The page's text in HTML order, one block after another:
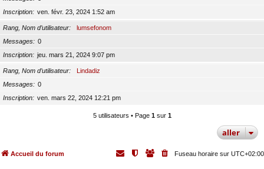
Inscription
ven. févr. 23, 2024 1:52 am
Rang, Nom d’utilisateur
lumsefonom
Messages
0
Inscription
jeu. mars 21, 2024 9:07 pm
Rang, Nom d’utilisateur
Lindadiz
Messages
0
Inscription
ven. mars 22, 2024 12:21 pm
5 utilisateurs • Page 1sur 1
aller
Accueil du forum Fuseau horaire sur UTC+02:00